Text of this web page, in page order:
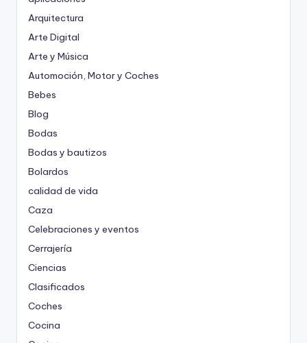
Arquitectura
Arte Digital
Arte y Música
Automoción, Motor y Coches
Bebes
Blog
Bodas
Bodas y bautizos
Bolardos
calidad de vida
Caza
Celebraciones y eventos
Cerrajería
Ciencias
Clasificados
Coches
Cocina